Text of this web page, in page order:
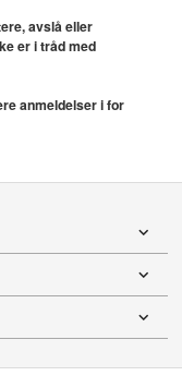
avslå eller
er i tråd med
anmeldelser i for